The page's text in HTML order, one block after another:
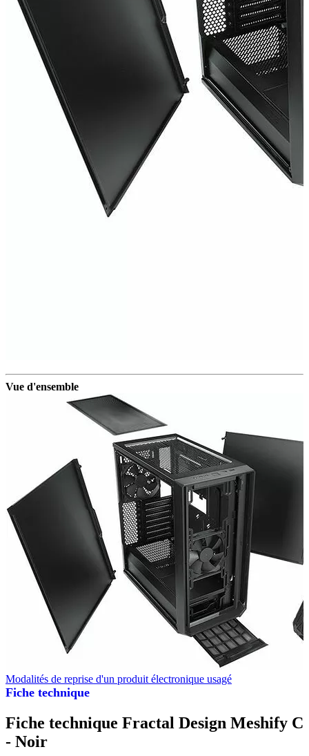
Fiche technique
Vue d'ensemble
Modalités de reprise d'un produit électronique usagé
Fiche technique Fractal Design Meshify C
- Noir